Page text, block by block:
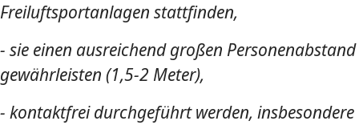
Freiluftsportanlagen stattfinden,​
- sie einen ausreichend großen Personenabstand
gewährleisten (1,5-2 Meter), ​
- kontaktfrei durchgeführt werden, insbesondere